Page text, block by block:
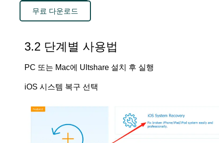
무료 다운로드
3.2 단계별 사용법
PC 또는 Mac에 Ultshare 설치 후 실행
iOS 시스템 복구 선택